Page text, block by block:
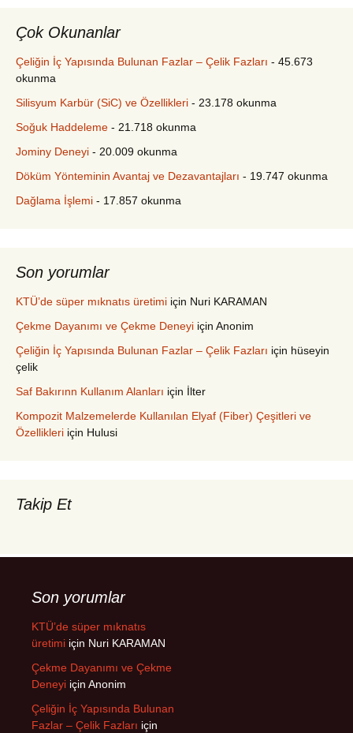
Çok Okunanlar
Çeliğin İç Yapısında Bulunan Fazlar – Çelik Fazları - 45.673
okunma
Silisyum Karbür (SiC) ve Özellikleri - 23.178 okunma
Soğuk Haddeleme - 21.718 okunma
Jominy Deneyi - 20.009 okunma
Döküm Yönteminin Avantaj ve Dezavantajları - 19.747 okunma
Dağlama İşlemi - 17.857 okunma
Son yorumlar
KTÜ’de süper mıknatıs üretimi için Nuri KARAMAN
Çekme Dayanımı ve Çekme Deneyi için Anonim
Çeliğin İç Yapısında Bulunan Fazlar – Çelik Fazları için hüseyin
çelik
Saf Bakırınn Kullanım Alanları için İlter
Kompozit Malzemelerde Kullanılan Elyaf (Fiber) Çeşitleri ve
Özellikleri için Hulusi
Takip Et
Son yorumlar
KTÜ’de süper mıknatıs
üretimi için Nuri KARAMAN
Çekme Dayanımı ve Çekme
Deneyi için Anonim
Çeliğin İç Yapısında Bulunan
Fazlar – Çelik Fazları için